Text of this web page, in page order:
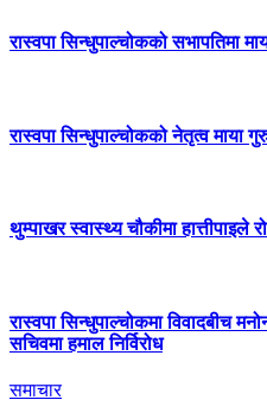
रास्वपा सिन्धुपाल्चोकको सभापतिमा
रास्वपा सिन्धुपाल्चोकको नेतृत्व माया
थुम्पाखर स्वास्थ्य चौकीमा
रास्वपा सिन्धुपाल्चोकमा विवादबीच
सचिवमा हमाल निर्विरोध
समाचार